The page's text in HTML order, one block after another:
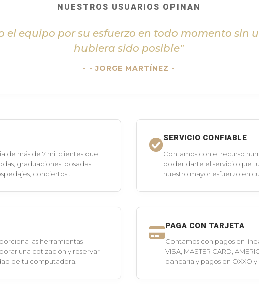
NUESTROS USUARIOS OPINAN
el equipo por su esfuerzo en todo momento sin
hubiera sido posible"
- JORGE MARTÍNEZ -
de más de 7 mil clientes que
graduaciones, posadas,
conciertos...
SERVICIO CONFIABLE
Contamos con el recurso
poder darte el servicio que
nuestro mayor esfuerzo en
las herramientas
una cotización y reservar
de tu computadora.
PAGA CON TARJETA
Contamos con pagos en
VISA, MASTER CARD,
bancaria y pagos en OXXO